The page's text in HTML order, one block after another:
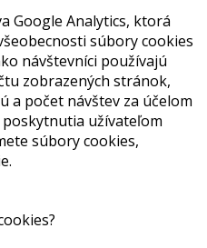
Google Analytics, ktorá
súbory cookies
návštevníci používajú
zobrazených stránok,
a počet návštev za účelom
užívateľom
súbory cookies,